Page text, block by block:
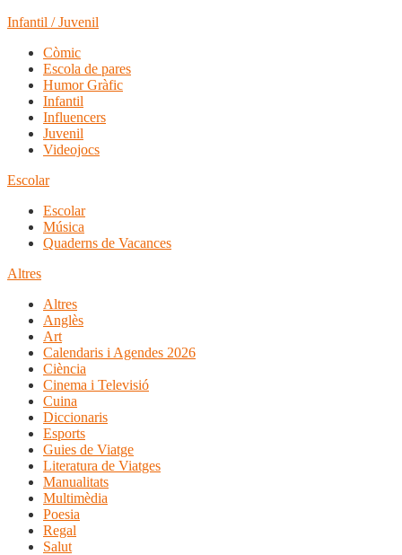
Infantil / Juvenil
Còmic
Escola de pares
Humor Gràfic
Infantil
Influencers
Juvenil
Videojocs
Escolar
Escolar
Música
Quaderns de Vacances
Altres
Altres
Anglès
Art
Calendaris i Agendes 2026
Ciència
Cinema i Televisió
Cuina
Diccionaris
Esports
Guies de Viatge
Literatura de Viatges
Manualitats
Multimèdia
Poesia
Regal
Salut